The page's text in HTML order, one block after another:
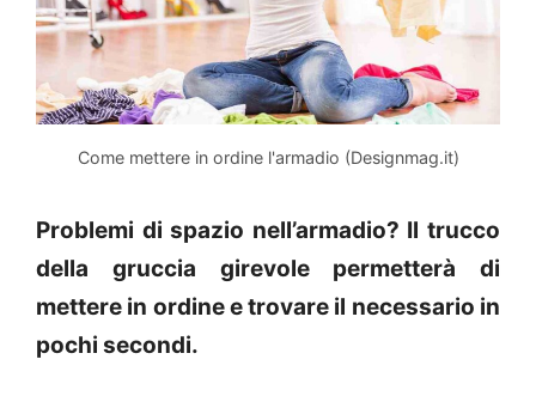
Come mettere in ordine l'armadio (Designmag.it)
Problemi di spazio nell’armadio? Il trucco
della gruccia girevole permetterà di
mettere in ordine e trovare il necessario in
pochi secondi.